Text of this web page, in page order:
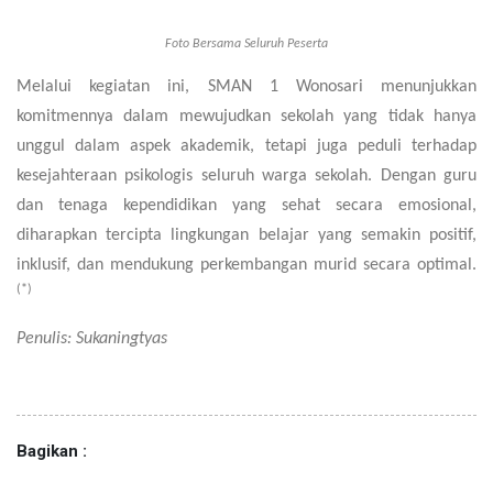
Foto Bersama Seluruh Peserta
Melalui kegiatan ini, SMAN 1 Wonosari menunjukkan
komitmennya dalam mewujudkan sekolah yang tidak hanya
unggul dalam aspek akademik, tetapi juga peduli terhadap
kesejahteraan psikologis seluruh warga sekolah. Dengan guru
dan tenaga kependidikan yang sehat secara emosional,
diharapkan tercipta lingkungan belajar yang semakin positif,
inklusif, dan mendukung perkembangan murid secara optimal.
(*)
Penulis: Sukaningtyas
Bagikan :